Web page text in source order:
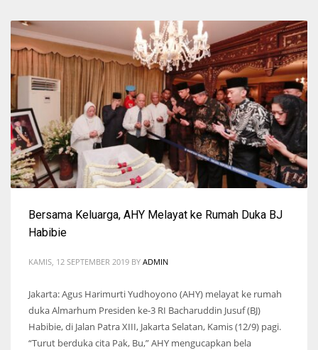
Bersama Keluarga, AHY Melayat ke Rumah Duka BJ
Habibie
KAMIS, 12 SEPTEMBER 2019 BY ADMIN
Jakarta: Agus Harimurti Yudhoyono (AHY) melayat ke rumah
duka Almarhum Presiden ke-3 RI Bacharuddin Jusuf (BJ)
Habibie, di Jalan Patra XIII, Jakarta Selatan, Kamis (12/9) pagi.
“Turut berduka cita Pak, Bu,” AHY mengucapkan bela